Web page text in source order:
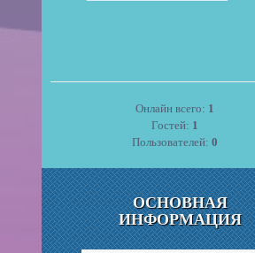
Онлайн всего: 1
Гостей: 1
Пользователей: 0
ОСНОВНАЯ
ИНФОРМАЦИЯ